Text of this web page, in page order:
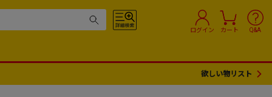
ログイン カート Q&A
欲しい物リスト